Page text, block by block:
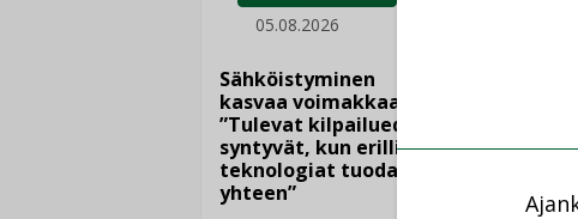
05.08.2026
Sähköistyminen
kasvaa voimakkaasti:
”Tulevat kilpailuedut
syntyvät, kun erilliset
teknologiat tuodaan
yhteen”